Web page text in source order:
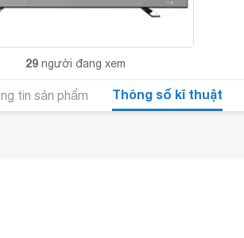
29 người đang xem
tin sản phẩm Thông số kĩ thuật